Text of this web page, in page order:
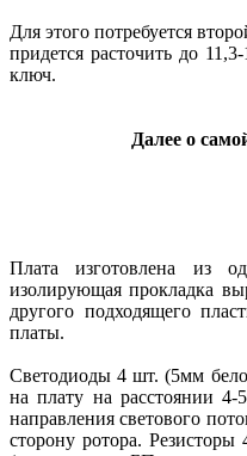
Для этого потребуется
придется расточить до
ключ.
Далее о
Плата изготовлена из
изолирующая прокладка
другого подходящего
платы.
Светодиоды 4 шт. (5мм
на плату на расстоянии
направления светового
сторону ротора.